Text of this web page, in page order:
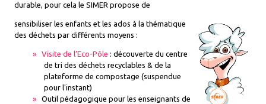
durable, pour cela le SIMER propose de
sensibiliser les enfants et les ados à la thématique
des déchets par différents moyens :
Visite de l’Eco-Pôle : découverte du centre
de tri des déchets recyclables & de la
plateforme de compostage (suspendue
pour l'instant)
Outil pédagogique pour les enseignants de